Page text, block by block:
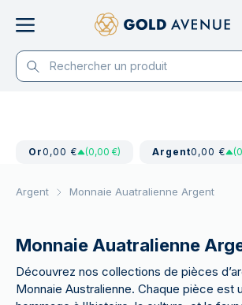
Or0,00 € (0,00 €) Argent0,00 €
Argent Monnaie Auatralienne Argent
Monnaie Auatralienne
Découvrez nos collections de pièces
Monnaie Australienne. Chaque pièce est